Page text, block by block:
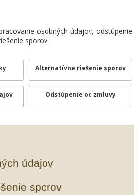
osobných údajov, odstúpenie
sporov
Alternatívne riešenie sporov
Odstúpenie od zmluvy
údajov
sporov